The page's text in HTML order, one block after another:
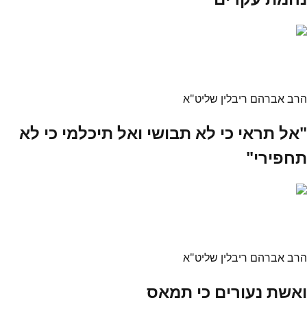
הרב אברהם ריבלין שליט"א
"אל תראי כי לא תבושי ואל תיכלמי כי לא
תחפירי"
הרב אברהם ריבלין שליט"א
ואשת נעורים כי תמאס